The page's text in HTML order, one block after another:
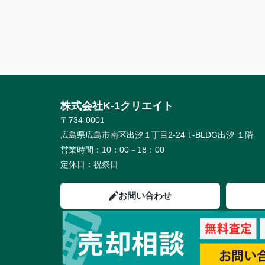
株式会社K-1クリエイト
〒734-0001
広島県広島市南区出汐１丁目2-24 T-BLDG出汐 １階
営業時間： 10：00～18：00
定休日： 祝祭日
お問い合わせ